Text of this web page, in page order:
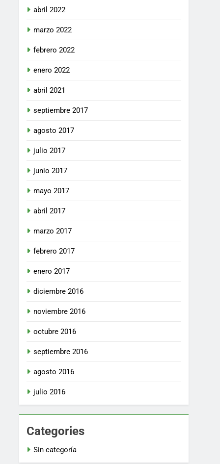
abril 2022
marzo 2022
febrero 2022
enero 2022
abril 2021
septiembre 2017
agosto 2017
julio 2017
junio 2017
mayo 2017
abril 2017
marzo 2017
febrero 2017
enero 2017
diciembre 2016
noviembre 2016
octubre 2016
septiembre 2016
agosto 2016
julio 2016
Categories
Sin categoría